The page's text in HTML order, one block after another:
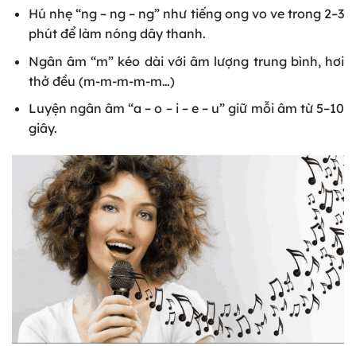
Hú nhẹ “ng – ng – ng” như tiếng ong vo ve trong 2–3
phút để làm nóng dây thanh.
Ngân âm “m” kéo dài với âm lượng trung bình, hơi
thở đều (m-m-m-m-m…)
Luyện ngân âm “a – o – i – e – u” giữ mỗi âm từ 5–10
giây.